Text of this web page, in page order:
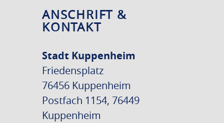
ANSCHRIFT &
KONTAKT
Stadt Kuppenheim
Friedensplatz
76456 Kuppenheim
Postfach 1154, 76449
Kuppenheim